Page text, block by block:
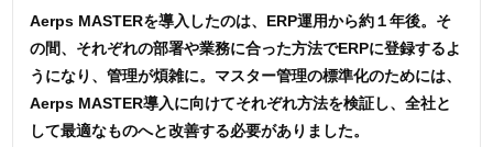
Aerps MASTERを導入したのは、ERP運用から約１年後。そ
の間、それぞれの部署や業務に合った方法でERPに登録するよ
うになり、管理が煩雑に。マスター管理の標準化のためには、
Aerps MASTER導入に向けてそれぞれ方法を検証し、全社と
して最適なものへと改善する必要がありました。